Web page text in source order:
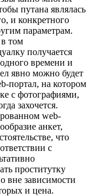
путана являлась
и конкретного
параметрам.
том
получается
времени и
явно можно будет
портал, на котором
с фотографиями,
захочется.
web-
анкет,
что
с
проститутку
вне зависимости
и цена.